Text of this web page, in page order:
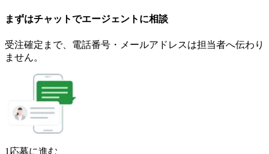
まずはチャットでエージェント に相談
受注確定まで、 電話番号・メールアドレスは担当者へ伝わり
ません。
1 応募に進む